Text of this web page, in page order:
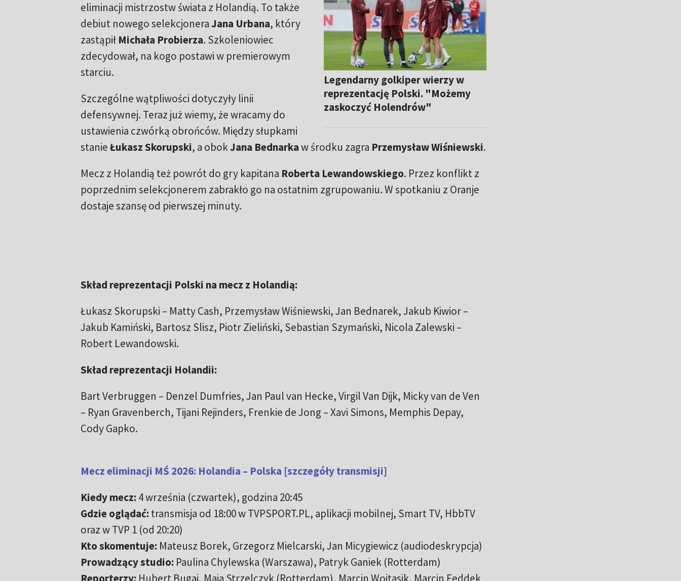
Legendarny golkiper wierzy w
reprezentację Polski. "Możemy
zaskoczyć Holendrów"
eliminacji mistrzostw świata z Holandią. To także
debiut nowego selekcjoneraJana Urbana, który
zastąpił Michała Probierza. Szkoleniowiec
zdecydował, na kogo postawi w premierowym
starciu.
Szczególne wątpliwości dotyczyły linii
defensywnej. Teraz już wiemy, że wracamy do
ustawienia czwórką obrońców. Między słupkami
stanieŁukasz Skorupski, a obokJana Bednarkaw środku zagra Przemysław Wiśniewski.
Mecz z Holandią też powrót do gry kapitana Roberta Lewandowskiego. Przez konflikt z
poprzednim selekcjonerem zabrakło go na ostatnim zgrupowaniu. W spotkaniu z Oranje
dostaje szansę od pierwszej minuty.
Skład reprezentacji Polski na mecz z Holandią:
Łukasz Skorupski – Matty Cash, Przemysław Wiśniewski, Jan Bednarek, Jakub Kiwior –
Jakub Kamiński, Bartosz Slisz, Piotr Zieliński, Sebastian Szymański, Nicola Zalewski –
Robert Lewandowski.
Skład reprezentacji Holandii:
Bart Verbruggen – Denzel Dumfries, Jan Paul van Hecke, Virgil Van Dijk, Micky van de Ven
– Ryan Gravenberch, Tijani Rejinders, Frenkie de Jong – Xavi Simons, Memphis Depay,
Cody Gapko.
Mecz eliminacji MŚ 2026: Holandia – Polska [szczegóły transmisji]
Kiedy mecz: 4 września (czwartek), godzina 20:45
Gdzie oglądać: transmisja od 18:00 w TVPSPORT.PL, aplikacji mobilnej, Smart TV, HbbTV
oraz w TVP 1 (od 20:20)
Kto skomentuje: Mateusz Borek, Grzegorz Mielcarski, Jan Micygiewicz (audiodeskrypcja)
Prowadzący studio: Paulina Chylewska (Warszawa), Patryk Ganiek (Rotterdam)
Reporterzy: Hubert Bugaj, Maja Strzelczyk (Rotterdam), Marcin Wojtasik, Marcin Feddek